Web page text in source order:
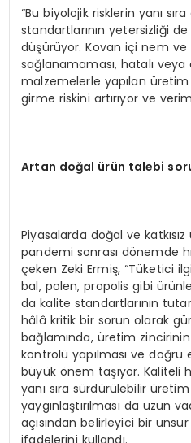
“Bu biyolojik risklerin yanı
standartlarının yetersizliği de
düşürüyor. Kovan içi nem ve
sağlanamaması, hatalı veya
malzemelerle yapılan üretim
girme riskini artırıyor ve
Artan doğal ürün talebi
Piyasalarda doğal ve
pandemi sonrası dönemde
çeken Zeki Ermiş, “Tüketici
bal, polen, propolis gibi
da kalite standartlarının
hâlâ kritik bir sorun olarak
bağlamında, üretim
kontrolü yapılması ve doğru
büyük önem taşıyor. Kaliteli
yanı sıra sürdürülebilir üretim
yaygınlaştırılması da uzun
açısından belirleyici bir unsur